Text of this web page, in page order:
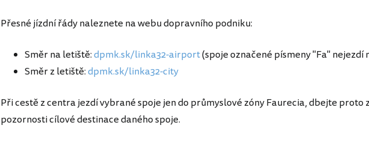
Přesné jízdní řády naleznete na webu dopravního podniku:
Směr na letiště:dpmk.sk/linka32-airport(spoje označené písmeny "Fa" nejezdí
Směr z letiště:dpmk.sk/linka32-city
Při cestě z centra jezdí vybrané spoje jen do průmyslové zóny Faurecia, dbejte proto
pozornosti cílové destinace daného spoje.